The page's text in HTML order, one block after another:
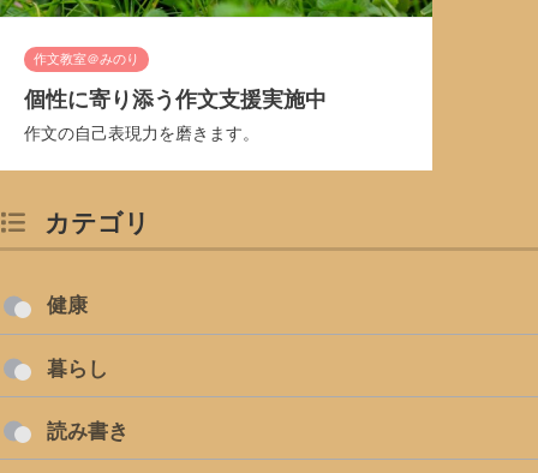
作文教室＠みのり
個性に寄り添う作文支援実施中
作文の自己表現力を磨きます。
カテゴリ
健康
暮らし
読み書き